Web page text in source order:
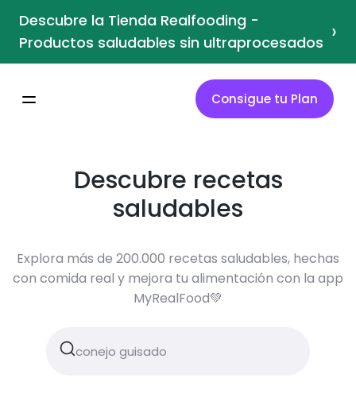
Descubre la Tienda Realfooding -
Productos saludables sin ultraprocesados ›
Consigue tu Plan
Descubre recetas
saludables
Explora más de 200.000 recetas saludables, hechas
con comida real y mejora tu alimentación con la app
MyRealFood💚